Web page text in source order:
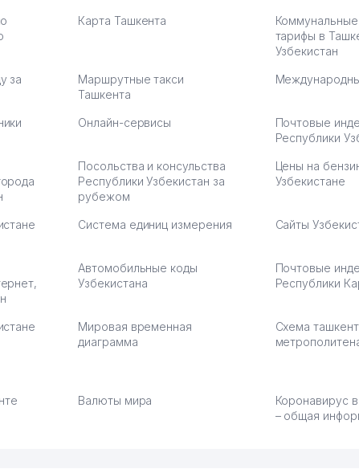
партнера для бизнеса.
Марат
Карта Ташкента
тарифы в
Узбекистан
за
Маршрутные такси
Ташкента
Онлайн-сервисы
Почтовые
Республики
Посольства и консульства
Республики Узбекистан за
рубежом
Цены на
Узбекистане
Система единиц измерения Сайты
Автомобильные коды
Узбекистана
Почтовые
Республики
Мировая временная
диаграмма
Схема
Валюты мира
Коронавирус
– общая